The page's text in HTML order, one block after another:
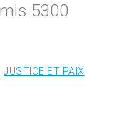
5300
JUSTICE ET PAIX